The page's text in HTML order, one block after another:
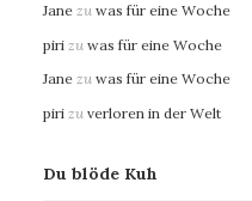
Jane zu was für eine Woche
piri zu was für eine Woche
Jane zu was für eine Woche
piri zu verloren in der Welt
Du blöde Kuh